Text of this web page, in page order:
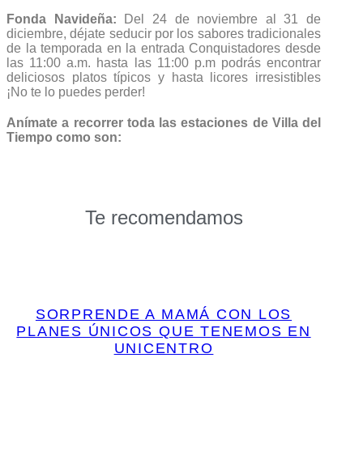
Fonda Navideña: Del 24 de noviembre al 31 de
diciembre, déjate seducir por los sabores tradicionales
de la temporada en la entrada Conquistadores desde
las 11:00 a.m. hasta las 11:00 p.m podrás encontrar
deliciosos platos típicos y hasta licores irresistibles
¡No te lo puedes perder!
Anímate a recorrer toda las estaciones de Villa del
Tiempo como son:
Te recomendamos
SORPRENDE A MAMÁ CON LOS
PLANES ÚNICOS QUE TENEMOS EN
UNICENTRO